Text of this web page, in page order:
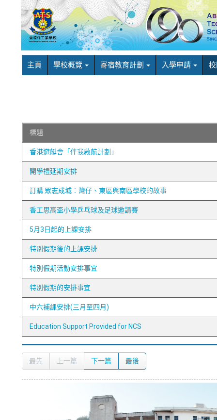
主頁 學校概覽 寄宿教育計劃 入學申請
標題
香港遊艇會「伴我啟航計劃」
開學禮延期安排
訂購 眾志成城︰灣仔、東區與南區學校的故事
香工思高盃小學乒乓球及足球邀請賽
5月3日起的上課安排
特別假期後的上課安排
特別假期活動安排事宜
特別假期的安排事宜
中六補課安排(三月至四月)
Education Support Provided for NCS
最先 上一篇 下一篇 最後